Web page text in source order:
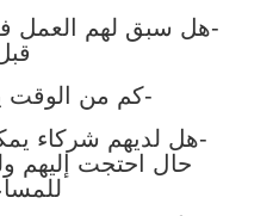
-هل سبق لهم العمل
-كم من الوقت
-هل لديهم شركاء
حال احتجت إليهم